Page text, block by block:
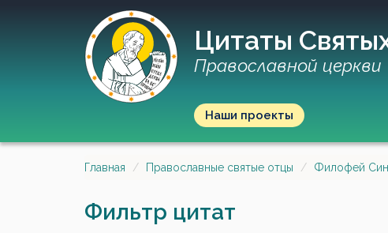
Цитаты
Православной церкви
Наши проекты
Главная Православные святые отцы Филофей
Фильтр цитат